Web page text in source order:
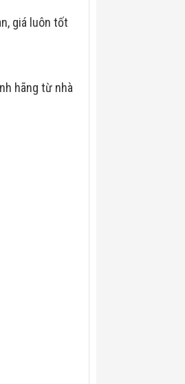
giá luôn tốt
hãng từ nhà